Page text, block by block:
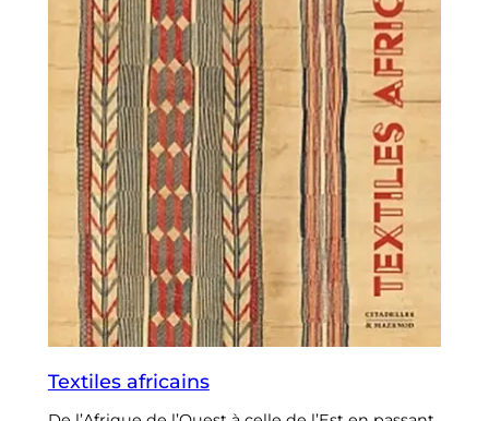
Textiles africains